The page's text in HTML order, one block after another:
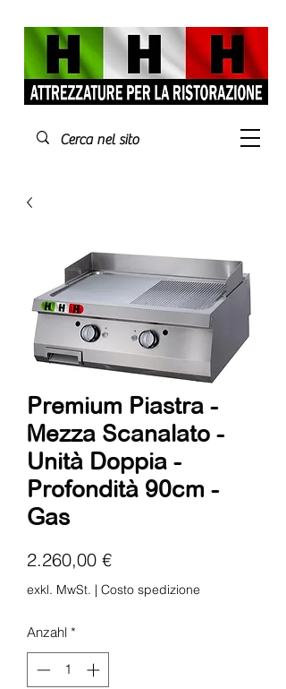
Premium Piastra -
Mezza Scanalato -
Unità Doppia -
Profondità 90cm -
Gas
2.260,00 €Preis
exkl. MwSt. | Costo spedizione
Anzahl *